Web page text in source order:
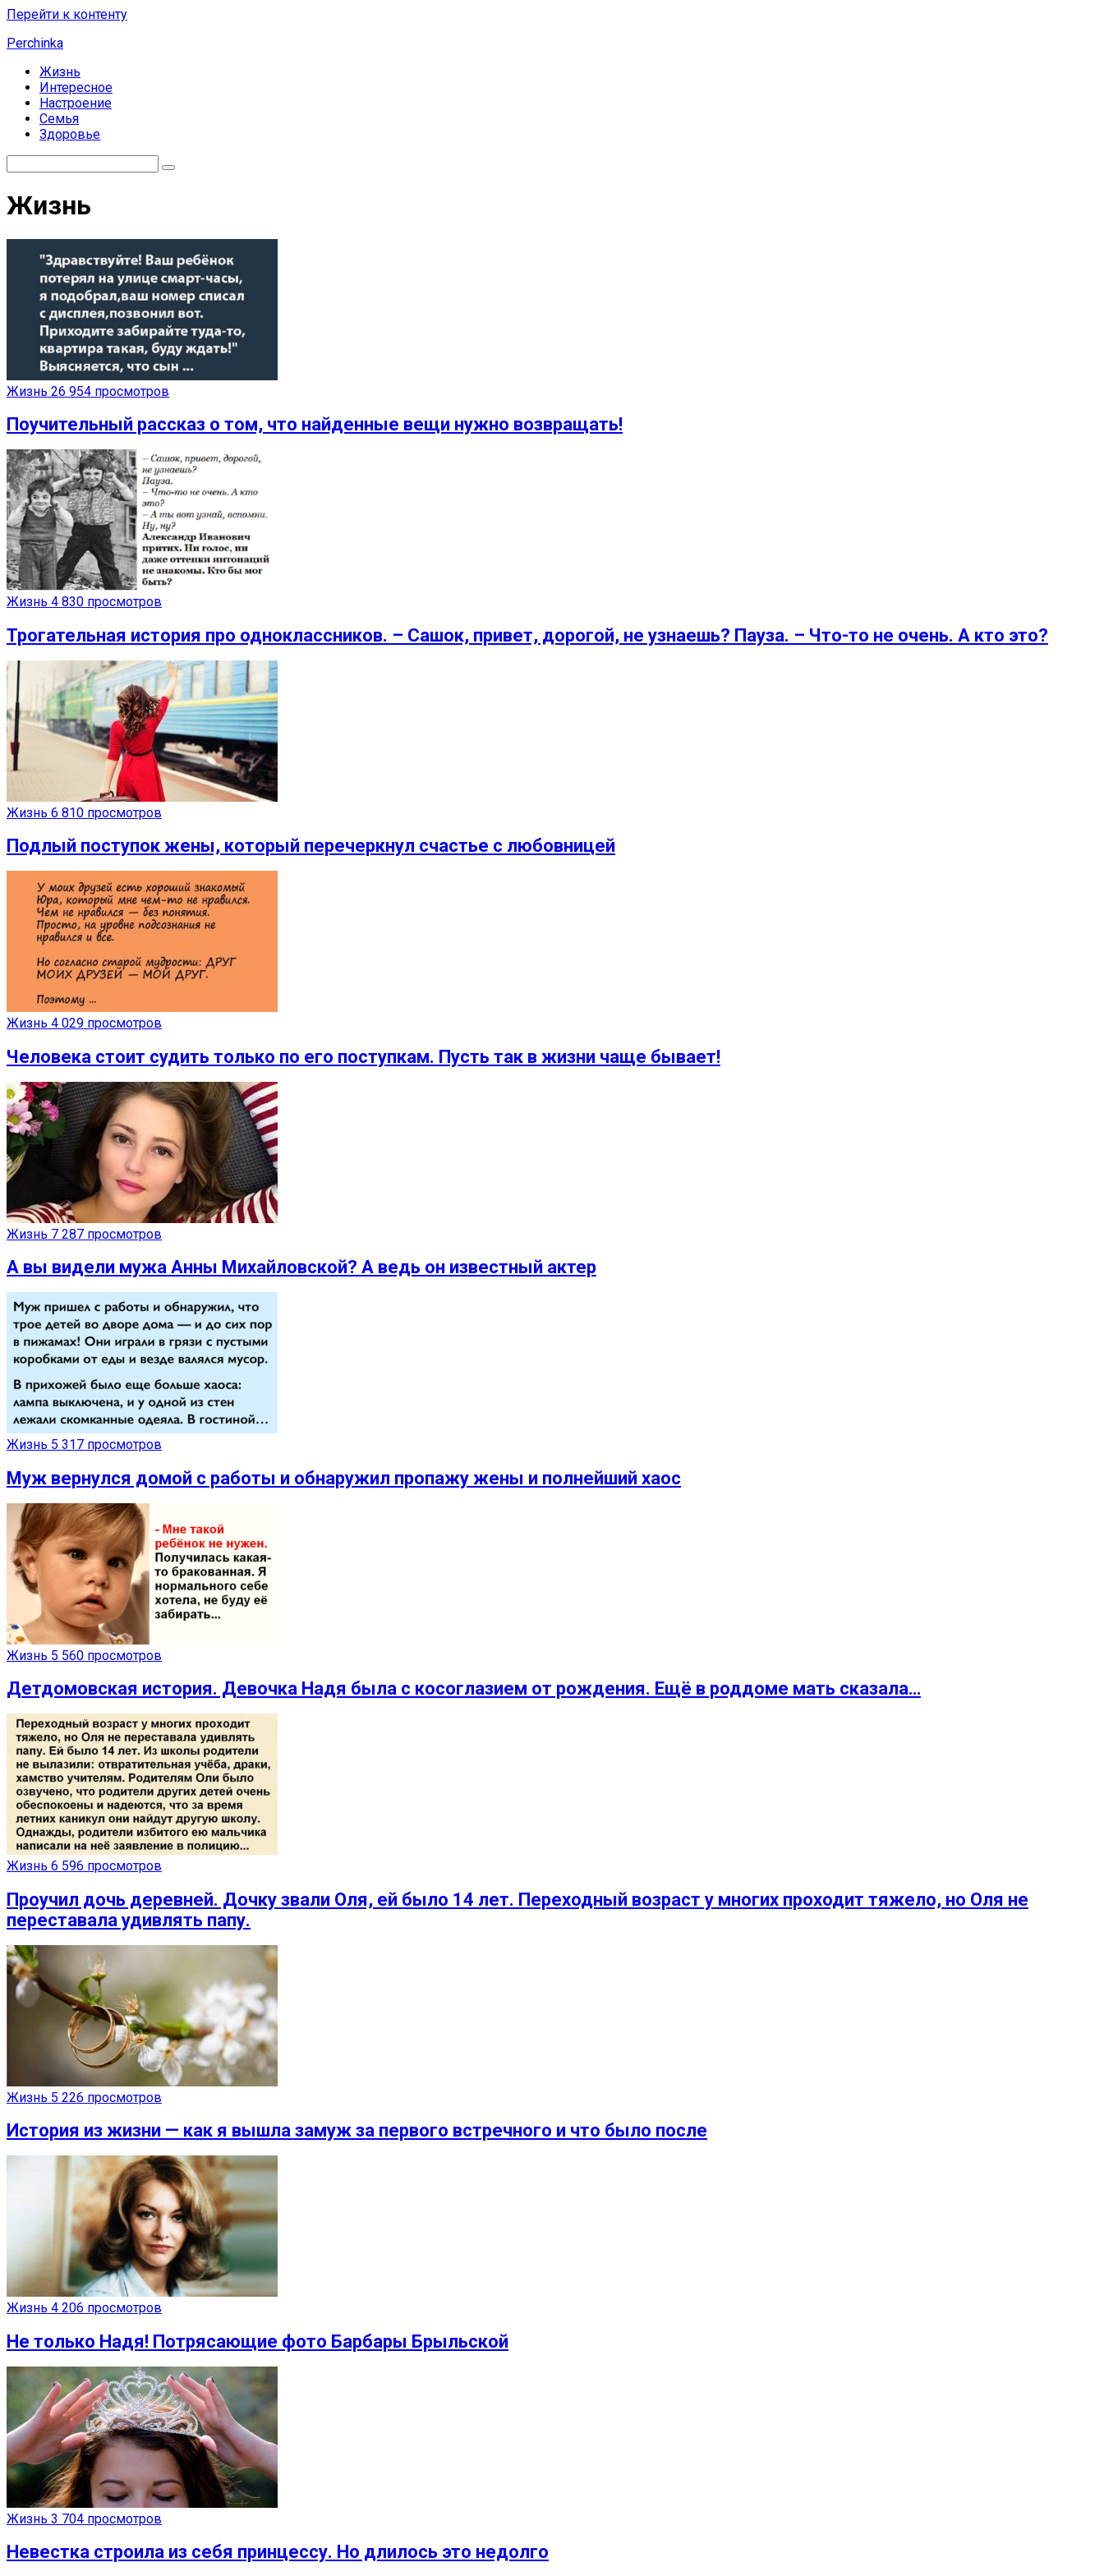
Перейти к контенту
Perchinka
Жизнь
Интересное
Настроение
Семья
Здоровье
Жизнь
Жизнь 26 954 просмотров
Поучительный рассказ о том, что найденные вещи нужно возвращать!
Жизнь 4 830 просмотров
Трогательная история про одноклассников. – Сашок, привет, дорогой, не узнаешь? Пауза. – Что-то не очень. А кто это?
Жизнь 6 810 просмотров
Подлый поступок жены, который перечеркнул счастье с любовницей
Жизнь 4 029 просмотров
Человека стоит судить только по его поступкам. Пусть так в жизни чаще бывает!
Жизнь 7 287 просмотров
А вы видели мужа Анны Михайловской? А ведь он известный актер
Жизнь 5 317 просмотров
Муж вернулся домой с работы и обнаружил пропажу жены и полнейший хаос
Жизнь 5 560 просмотров
Детдомовская история. Девочка Надя была с косоглазием от рождения. Ещё в роддоме мать сказала…
Жизнь 6 596 просмотров
Проучил дочь деревней. Дочку звали Оля, ей было 14 лет. Переходный возраст у многих проходит тяжело, но Оля не
переставала удивлять папу.
Жизнь 5 226 просмотров
История из жизни — как я вышла замуж за первого встречного и что было после
Жизнь 4 206 просмотров
Не только Надя! Потрясающие фото Барбары Брыльской
Жизнь 3 704 просмотров
Невестка строила из себя принцессу. Но длилось это недолго